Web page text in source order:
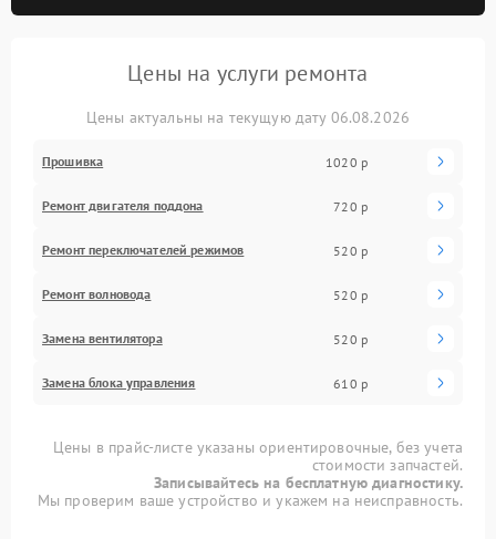
Цены на услуги ремонта
Цены актуальны на текущую дату 06.08.2026
Прошивка 1020 р
Ремонт двигателя поддона 720 р
Ремонт переключателей режимов 520 р
Ремонт волновода 520 р
Замена вентилятора 520 р
Замена блока управления 610 р
Цены в прайс-листе указаны ориентировочные, без учета
стоимости запчастей.
Записывайтесь на бесплатную диагностику.
Мы проверим ваше устройство и укажем на неисправность.